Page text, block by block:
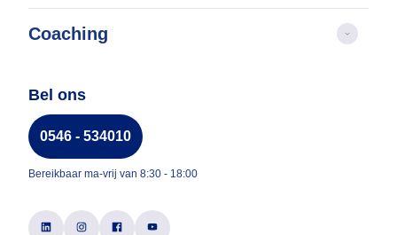
Coaching
Bel ons
0546 - 534010
Bereikbaar ma-vrij van 8:30 - 18:00